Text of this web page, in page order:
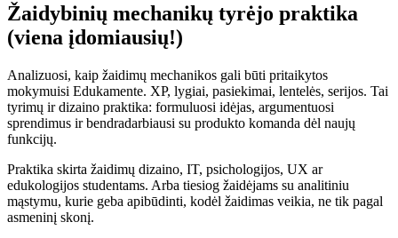
Žaidybinių mechanikų tyrėjo praktika
(viena įdomiausių!)
Analizuosi, kaip žaidimų mechanikos gali būti pritaikytos
mokymuisi Edukamente. XP, lygiai, pasiekimai, lentelės, serijos. Tai
tyrimų ir dizaino praktika: formuluosi idėjas, argumentuosi
sprendimus ir bendradarbiausi su produkto komanda dėl naujų
funkcijų.
Praktika skirta žaidimų dizaino, IT, psichologijos, UX ar
edukologijos studentams. Arba tiesiog žaidėjams su analitiniu
mąstymu, kurie geba apibūdinti, kodėl žaidimas veikia, ne tik pagal
asmeninį skonį.